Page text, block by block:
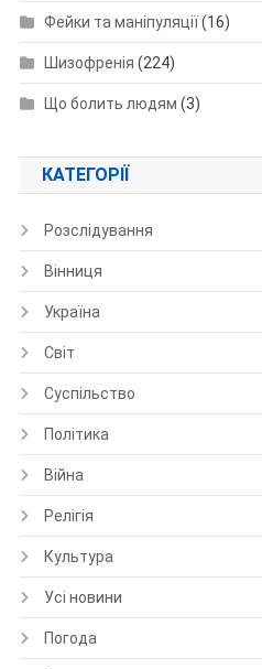
Фейки та маніпуляції(16)
Шизофренія (224)
Що болить людям (3)
КАТЕГОРІЇ
Розслідування
Вінниця
Україна
Світ
Суспільство
Політика
Війна
Релігія
Культура
Усі новини
Погода